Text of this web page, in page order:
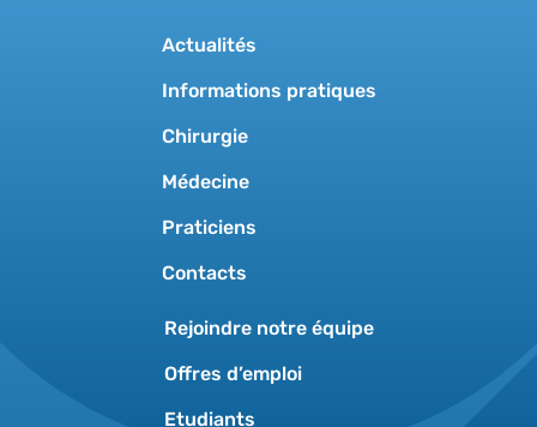
Actualités
Informations pratiques
Chirurgie
Médecine
Praticiens
Contacts
Rejoindre notre équipe
Offres d’emploi
Etudiants